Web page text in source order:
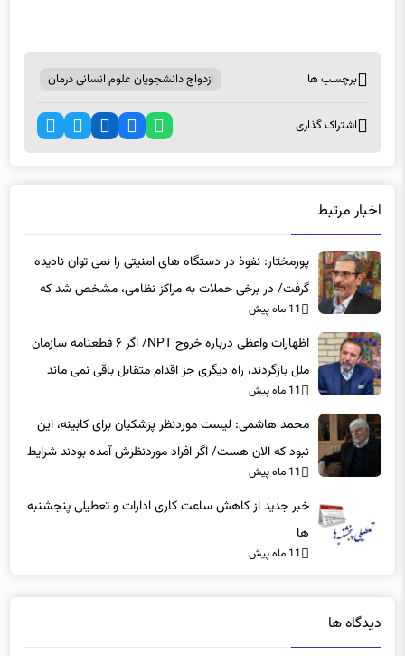
برچسب ها ازدواج دانشجویان علوم انسانی درمان
اشتراک گذاری
اخبار مرتبط
پورمختار: نفوذ در دستگاه های امنیتی را نمی توان نادیده
گرفت/ در برخی حملات به مراکز نظامی، مشخص شد که
عوامل نفوذی دخیل بوده‌اند
11 ماه پیش
اظهارات واعظی درباره خروج NPT/ اگر ۶ قطعنامه سازمان
ملل بازگردند، راه دیگری جز اقدام متقابل باقی نمی‌ ماند
11 ماه پیش
محمد هاشمی: لیست موردنظر پزشکیان برای کابینه، این
نبود که الان هست/ اگر افراد موردنظرش آمده بودند شرایط
بهتر بود
11 ماه پیش
خبر جدید از کاهش ساعت کاری ادارات و تعطیلی پنجشنبه
ها
11 ماه پیش
دیدگاه ها